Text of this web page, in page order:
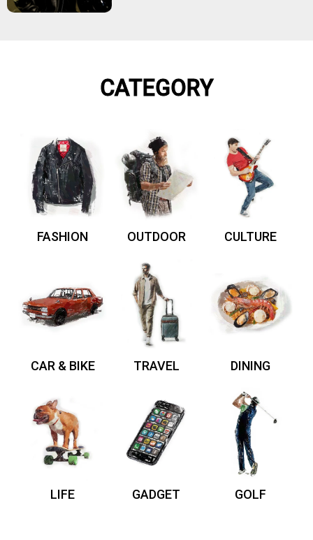
CATEGORY
FASHION OUTDOOR CULTURE
CAR & BIKE TRAVEL DINING
LIFE GADGET GOLF